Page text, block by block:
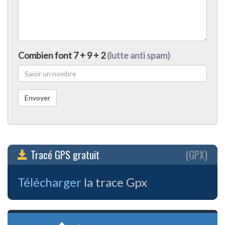
Combien font 7 + 9 + 2(lutte anti spam)
Tracé GPS gratuit (GPX)
Télécharger la trace Gpx